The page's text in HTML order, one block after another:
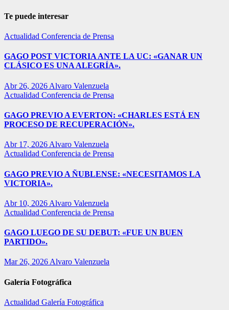
Te puede interesar
Actualidad Conferencia de Prensa
GAGO POST VICTORIA ANTE LA UC: «GANAR UN
CLÁSICO ES UNA ALEGRÍA».
Abr 26, 2026 Alvaro Valenzuela
Actualidad Conferencia de Prensa
GAGO PREVIO A EVERTON: «CHARLES ESTÁ EN
PROCESO DE RECUPERACIÓN».
Abr 17, 2026 Alvaro Valenzuela
Actualidad Conferencia de Prensa
GAGO PREVIO A ÑUBLENSE: «NECESITAMOS LA
VICTORIA».
Abr 10, 2026 Alvaro Valenzuela
Actualidad Conferencia de Prensa
GAGO LUEGO DE SU DEBUT: «FUE UN BUEN
PARTIDO».
Mar 26, 2026 Alvaro Valenzuela
Galería Fotográfica
Actualidad Galería Fotográfica